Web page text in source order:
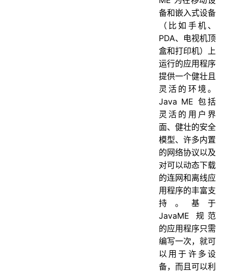
备和嵌入式设备
（比如手机、
PDA、电视机顶
盒和打印机）上
运行的应用程序
提供一个健壮且
灵活的环境。
Java ME 包括
灵活的用户界
面、健壮的安全
模型、许多内置
的网络协议以及
对可以动态下载
的连网和离线应
用程序的丰富支
持。基于
JavaME 规范
的应用程序只需
编写一次，就可
以用于许多设
备，而且可以利